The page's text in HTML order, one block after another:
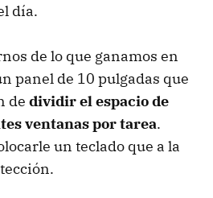
día.
de lo que ganamos en
panel de 10 pulgadas que
de dividir el espacio de
ventanas por tarea.
un teclado que a la